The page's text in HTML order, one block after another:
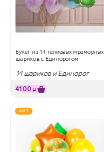
Букет из 14 гелиевых мраморных
шариков с Единорогом
14 шариков и Единорог
4100 ₽
ХИТ